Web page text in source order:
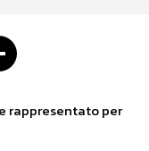
rappresentato per